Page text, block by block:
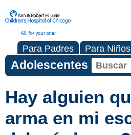
Para Padres Para Niños
Adolescentes
Hay alguien
arma en mi